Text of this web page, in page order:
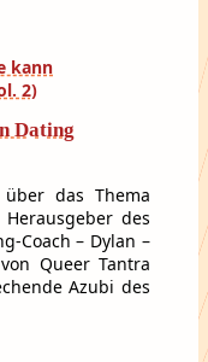
Dating
das Thema
des
Coach – Dylan –
Queer Tantra
Azubi des